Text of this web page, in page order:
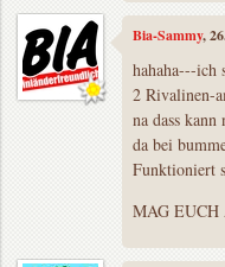
Bia-Sammy,
hahaha---ich
2 Rivalinen-
na dass
da bei
Funktioniert
MAG